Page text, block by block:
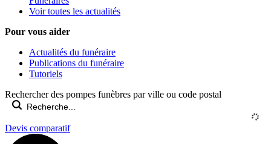
Voir toutes les actualités
Pour vous aider
Actualités du funéraire
Publications du funéraire
Tutoriels
Rechercher des pompes funèbres par ville ou code postal
Devis comparatif